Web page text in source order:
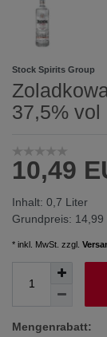
Stock Spirits Group
37,5% vol
10,49
Inhalt: 0,7 Liter
Grundpreis: 14,99
* inkl. MwSt. zzgl.
Mengenrabatt: